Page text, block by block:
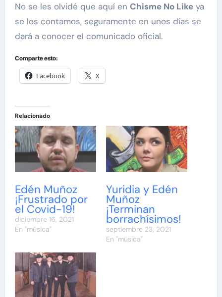
No se les olvidé que aquí en Chisme No Likeya
se los contamos, seguramente en unos días se
dará a conocer el comunicado oficial.
Comparte esto:
Facebook X
Relacionado
Edén Muñoz
¡Frustrado por
el Covid-19!
diciembre 16, 2021
En "música"
Yuridia y Edén
Muñoz
¡Terminan
borrachísimos!
septiembre 23, 2021
En "música"